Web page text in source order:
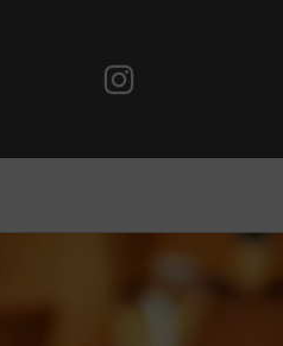
Instagram